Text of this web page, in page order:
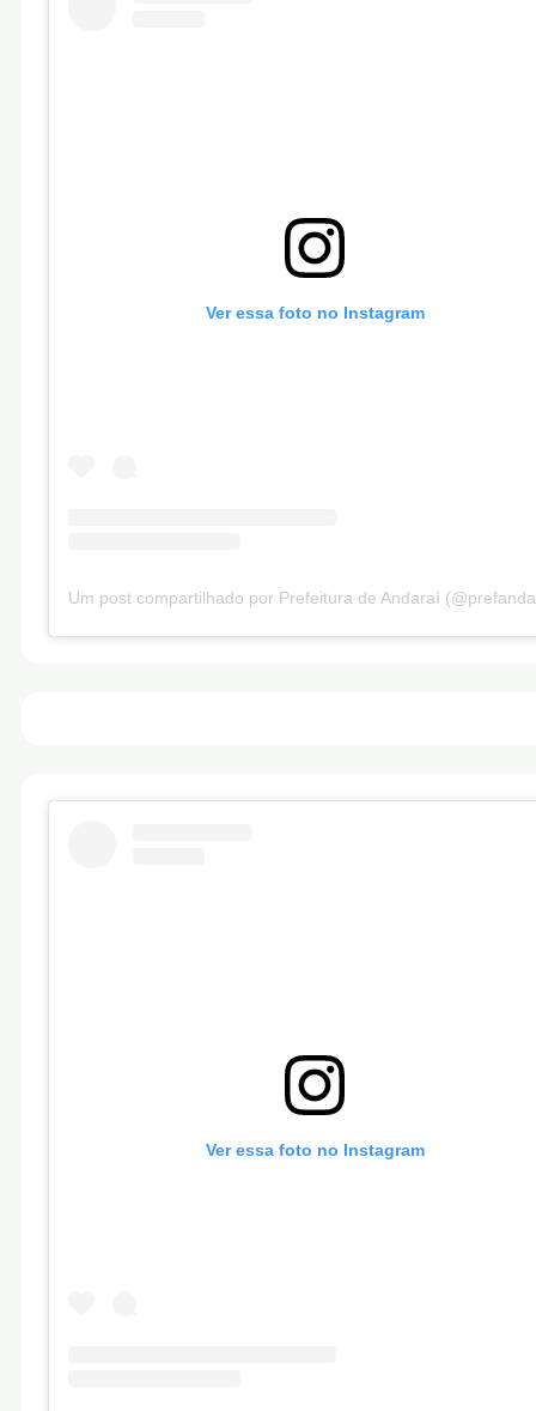
Ver essa foto no Instagram
Um post compartilhado por Prefeitura de Andaraí
Ver essa foto no Instagram